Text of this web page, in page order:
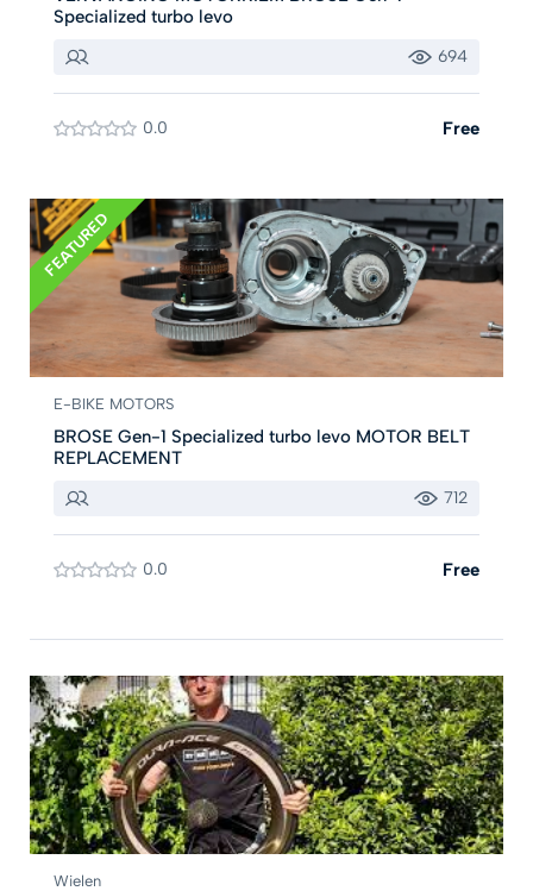
Specialized turbo levo
694
0.0 Free
FEATURED
E-BIKE MOTORS
BROSE Gen-1 Specialized turbo levo MOTOR BELT
REPLACEMENT
712
0.0 Free
Wielen